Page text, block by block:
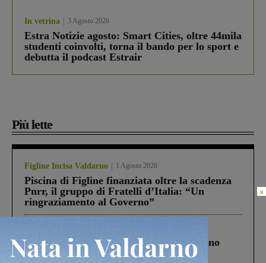
In vetrina 3 Agosto 2026
Estra Notizie agosto: Smart Cities, oltre 44mila
studenti coinvolti, torna il bando per lo sport e
debutta il podcast Estrair
Più lette
Figline Incisa Valdarno 1 Agosto 2026
Piscina di Figline finanziata oltre la scadenza
Pnrr, il gruppo di Fratelli d’Italia: “Un
ringraziamento al Governo”
Un anno fa la strage in A1 in cui morirono
Gianni, Giulia e Franco. Lo schianto, il
×